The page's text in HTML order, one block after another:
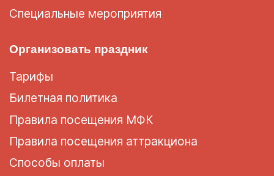
Специальные мероприятия
Организовать праздник
Тарифы
Билетная политика
Правила посещения МФК
Правила посещения аттракциона
Способы оплаты